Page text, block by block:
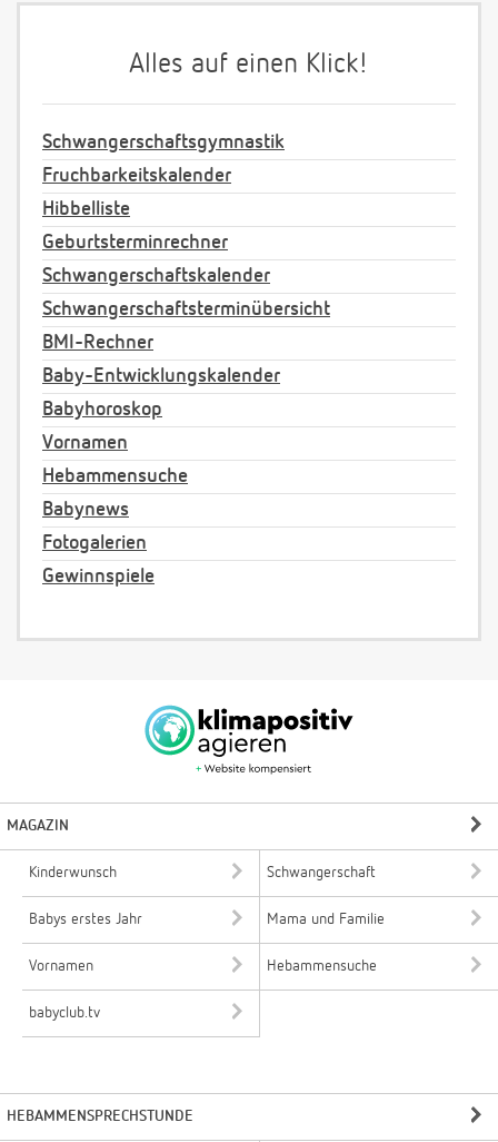
Alles auf einen Klick!
Schwangerschaftsgymnastik
Fruchbarkeitskalender
Hibbelliste
Geburtsterminrechner
Schwangerschaftskalender
Schwangerschaftsterminübersicht
BMI-Rechner
Baby-Entwicklungskalender
Babyhoroskop
Vornamen
Hebammensuche
Babynews
Fotogalerien
Gewinnspiele
MAGAZIN
Kinderwunsch Schwangerschaft
Babys erstes Jahr Mama und Familie
Vornamen Hebammensuche
babyclub.tv
HEBAMMENSPRECHSTUNDE